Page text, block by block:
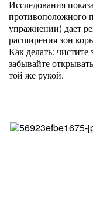
Исследования
противоположного
упражнении) дает
расширения зон
Как делать:
забывайте
той же рукой.